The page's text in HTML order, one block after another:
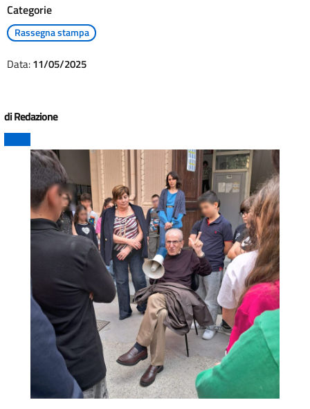
Categorie
Rassegna stampa
Data:11/05/2025
di Redazione